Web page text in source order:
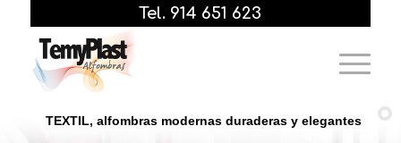
Tel. 914 651 623
TEXTIL, alfombras modernas duraderas y elegantes